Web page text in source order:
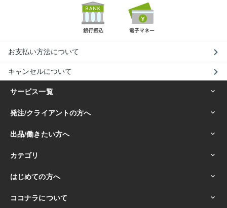
お支払い方法について
キャンセルについて